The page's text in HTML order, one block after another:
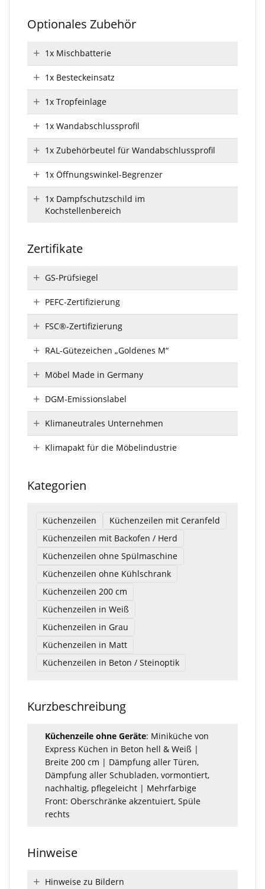
Optionales Zubehör
1x Mischbatterie
1x Besteckeinsatz
1x Tropfeinlage
1x Wandabschlussprofil
1x Zubehörbeutel für Wandabschlussprofil
1x Öffnungswinkel-Begrenzer
1x Dampfschutzschild im
Kochstellenbereich
Zertifikate
GS-Prüfsiegel
PEFC-Zertifizierung
FSC®-Zertifizierung
RAL-Gütezeichen „Goldenes M“
Möbel Made in Germany
DGM-Emissionslabel
Klimaneutrales Unternehmen
Klimapakt für die Möbelindustrie
Kategorien
Küchenzeilen
Küchenzeilen mit Ceranfeld
Küchenzeilen mit Backofen / Herd
Küchenzeilen ohne Spülmaschine
Küchenzeilen ohne Kühlschrank
Küchenzeilen 200 cm
Küchenzeilen in Weiß
Küchenzeilen in Grau
Küchenzeilen in Matt
Küchenzeilen in Beton / Steinoptik
Kurzbeschreibung
Küchenzeile ohne Geräte: Miniküche von
Express Küchen in Beton hell & Weiß |
Breite 200 cm | Dämpfung aller Türen,
Dämpfung aller Schubladen, vormontiert,
nachhaltig, pflegeleicht | Mehrfarbige
Front: Oberschränke akzentuiert, Spüle
rechts
Hinweise
Hinweise zu Bildern